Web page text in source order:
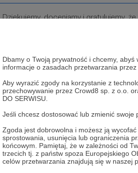
Dbamy o Twoją prywatność i chcemy,
informacje o zasadach przetwarzania
Aby wyrazić zgody na korzystanie z
przechowywanie przez Crowd8 sp. z o.o.
DO SERWISU.
Jeśli chcesz dostosować lub zmienić swoje
Zgoda jest dobrowolna i możesz ją
sprostowania, usunięcia lub ograniczenia
końcowym. Pamiętaj, że w zależności od
trzecich tj. z państw spoza Europejskiego
celów przetwarzania znajdują się w naszej
Dziękujemy, doceniamy i gratulujemy,
& wartościowy content dla dzieci.
0
miesięcznie
że jesteś. Dzięki Tobie rozwijamy się
sobie lepsze narzędzia pracy.
0